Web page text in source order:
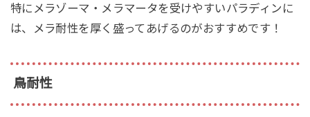
特にメラゾーマ・メラマータを受けやすいパラディンに
は、メラ耐性を厚く盛ってあげるのがおすすめです！
鳥耐性